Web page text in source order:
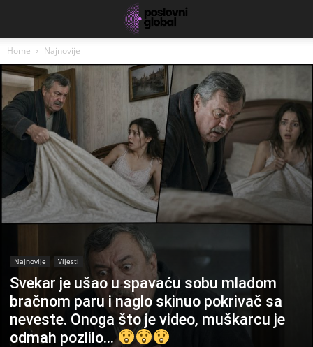
Home Najnovije
Najnovije Vijesti
Svekar je ušao u spavaću sobu mladom
bračnom paru i naglo skinuo pokrivač sa
neveste. Onoga što je video, muškarcu je
odmah pozlilo…